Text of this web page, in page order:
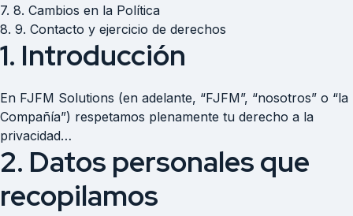
7. 8. Cambios en la Política
8. 9. Contacto y ejercicio de derechos
1. Introducción
En FJFM Solutions (en adelante, “FJFM”, “nosotros” o “la
Compañía”) respetamos plenamente tu derecho a la
privacidad…
2. Datos personales que
recopilamos